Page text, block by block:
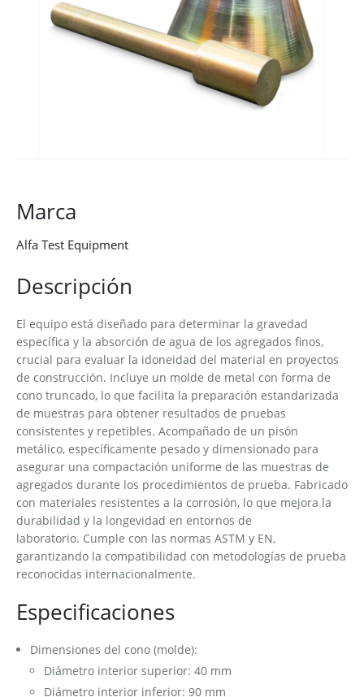
Marca
Alfa Test Equipment
Descripción
El equipo está diseñado para determinar la gravedad
específica y la absorción de agua de los agregados finos,
crucial para evaluar la idoneidad del material en proyectos
de construcción. Incluye un molde de metal con forma de
cono truncado, lo que facilita la preparación estandarizada
de muestras para obtener resultados de pruebas
consistentes y repetibles. Acompañado de un pisón
metálico, específicamente pesado y dimensionado para
asegurar una compactación uniforme de las muestras de
agregados durante los procedimientos de prueba. Fabricado
con materiales resistentes a la corrosión, lo que mejora la
durabilidad y la longevidad en entornos de
laboratorio. Cumple con las normas ASTM y EN,
garantizando la compatibilidad con metodologías de prueba
reconocidas internacionalmente.
Especificaciones
Dimensiones del cono (molde):
Diámetro interior superior: 40 mm
Diámetro interior inferior: 90 mm